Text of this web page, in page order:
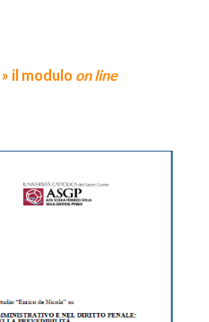
» il modulo on line